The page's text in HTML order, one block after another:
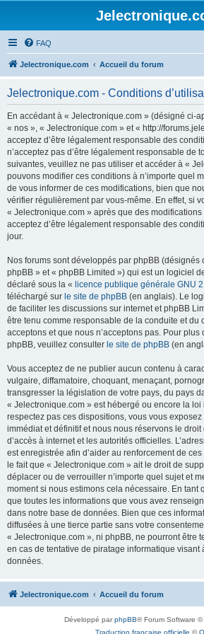
FAQ
Jelectronique.com Accueil du forum
Jelectronique.com - Conditions
En accédant à « Jelectronique.com » (désigné ci-
« nos », « Jelectronique.com » et « http://
acceptez d’être légalement responsable des
n’acceptez pas d’être légalement responsable de
suivantes, veuillez ne pas utiliser et accéder à «
pouvons modifier ces conditions à n’importe quel
de vous informer de ces modifications, bien que
vérifier régulièrement par vous-même. En effet, si
« Jelectronique.com » après que des
acceptez d’être légalement responsable des
jour.
Nos forums sont développés par phpBB (désignés
phpBB » et « phpBB Limited ») qui est un logiciel
déclaré sous la « licence publique générale GNU
téléchargé sur le site de phpBB (en anglais). Le
de faciliter les discussions sur internet et phpBB
être tenu comme responsable de la conduite et du
acceptons et que nous n’acceptons pas. Pour plus
phpBB, veuillez consulter le site de phpBB (en
Vous acceptez de ne publier aucun contenu à
vulgaire, diffamatoire, choquant, menaçant,
transgresser la législation de votre pays, du pays
« Jelectronique.com » est hébergé ou encore la
respectez pas ces dispositions, vous vous
immédiat et définitif et nous nous réservons le droit
d’accès à internet et les autorités officielles.
est enregistrée afin d’aider au renforcement de
le fait que « Jelectronique.com » ait le droit de
déplacer ou de verrouiller n’importe quel sujet et
moment si nous estimons cela nécessaire. En tant
que toutes les informations que vous avez
dans notre base de données. Bien que ces
diffusées à une tierce partie sans votre
« Jelectronique.com », ni phpBB, ne pourront être
en cas de tentative de piratage informatique visant
données.
Jelectronique.com Accueil du forum
Développé parphpBB® Forum Software ©
Traduction française officielle ©